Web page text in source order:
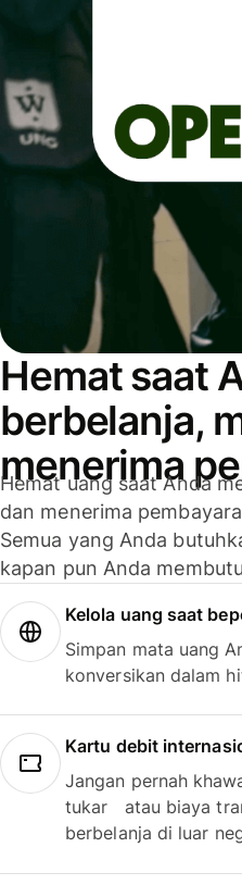
Hemat saat
berbelanja,
menerima
Hemat uang saat Anda
dan menerima
Semua yang Anda
kapan pun Anda
Kelola uang saat
Simpan mata uang
konversikan dalam
Kartu debit
Jangan pernah
tukar atau biaya
berbelanja di luar